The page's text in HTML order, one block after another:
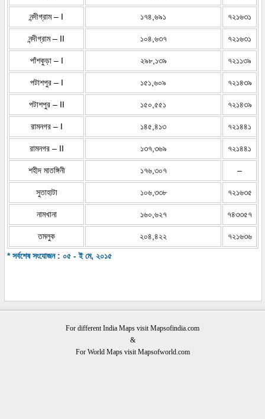
নন্দীগ্রাম – I ১৭৪,৬৯১ ৭২১৬৩১
নন্দীগ্রাম – II ১০৪,৬৩৭ ৭২১৬৩১
পাঁশকুড়া – I ২৯৮,১৩৯ ৭২১১৩৯
পটাশপুর – I ১৫১,৬০৯ ৭২১৪৩৯
পটাশপুর – II ১৫০,৫৫১ ৭২১৪৩৯
রামনগর – I ১৪৫,৪১৩ ৭২১৪৪১
রামনগর – II ১৩৭,৩৬৯ ৭২১৪৪১
শহীদ মাতঙ্গিনী ১৭৬,৩০৭ –
সুতাহাটা ১০৬,৩৩৮ ৭২১৬৩৫
নামখানা ১৬০,৬২৭ ৭৪৩৩৫৭
তমলুক ২০৪,৪২২ ৭২১৬৩৬
* সর্বশেষ সংযোজন : ০৫ - ই মে, ২০১৫
For different India Maps visit Mapsofindia.com
&
For World Maps visit Mapsofworld.com